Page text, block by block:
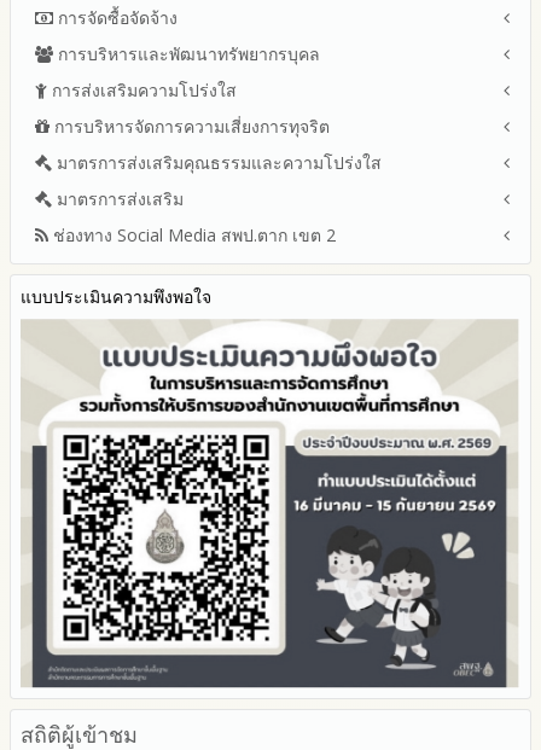
ข้อมูลผู้บริหาร
ข้อมูลการติดต่อและ ช่องทางการสอบถาม
นโยบายคุ้มครองข้อมูลส่วนบุคคล
ข่าวประชาสัมพันธ์
ข่าวสารพัฒนาสำนักงานเกี่ยวข้องกับแนวทางส่งเสริมความ
แผนยุทธศาสตร์หรือแผนพัฒนาสำนักงานเขตพื้นที่การศึกษา
แผนและความก้าวหน้าในการดำเนินงานและการใช้งบประมาณ
ปีงบประมาณ 2569
ปีงบประมาณ 2568
ปีงบประมาณ 2567
ปีงบประมาณ 2566
รายงานผลการดำเนินงานประจำปี
รายงานผลปี 2568
รายงานผลปี 2567
รายงานผลปี 2566
รายงานผลปี 2565
รายงานผลปี 2564
คู่มือหรือแนวทางการปฏิบัติงานของเจ้าหน้าที่
คู่มือหรือแนวทางการขอรับบริการสำหรับผู้รับบริการหรือผู้มา
ติดต่อ
ระบบการให้บริการผ่านช่องทางออนไลน์ (E-Service)
My Office
My School
SL-WEB
BRSS
ACC Tak2
ข้อมูลสถิติการให้บริการ
การจัดซื้อจัดจ้าง
สรุปผลการจัดซื้อจัดจ้างหรือการจัดหาพัสดุรายเดือน ประจำ
ปีงบประมาณ พ.ศ.2569 (แบบ สขร.1)
เขตพื้นที่การศึกษา ประจำปีงบประมาณ พ.ศ. 2568
การบริหารและพัฒนาทรัพยากรบุคล
หลักเกณฑ์และแผนการบริหารและพัฒนาทรัพยากรบุคลล ประจำ
ปีงบประมาณ พ.ศ.2569
รายงานผลการบริหารและพัฒนาทรัพยากรบุคคลประจำ
ปีงบประมาณ
ประมวลจริยธรรมและการขับเคลื่อนจริยธรรม
การส่งเสริมความโปร่งใส
แนวปฏิบัติการจัดการเรื่องร้องเรียนการทุจริตและประพฤติมิชอบ
ช่องทางแจ้งเรื่องร้องเรียนการทุจริตและประพฤติมิชอบ
ข้อมูลสถิติเรื่องร้องเรียนการทุจริตและประพฤติมิชอบ ประจำ
ปีงบประมาณ
การเปิดโอกาสให้มีส่วนร่วมในการดำเนินงานปีงบประมาณ
การบริหารจัดการความเสี่ยงการทุจริต
การขับเคลื่อนนโยบาย No Gift Policy จากการปฏิบัติหน้าที่ และ
การเสริมสร้างความรู้เกี่ยวกับหลักเกณฑ์การรับ ทรัพย์สินหรือประ
โปยชน์อื่นใดโดยธรรมจรรยาของเจ้าพนักงานของรัฐ
การประเมินความเสี่ยง ในสำนักงานเขตพื้นที่การศึกษา ประจำ
ปีงบประมาณ
รายงานผลการดำเนินการตามแผนบริหารจัดการความเสี่ยงการ
ทุจริตของสำนักงานเขตพื้นที่การศึกษา ประจำงบประมาณ
มาตรการส่งเสริมคุณธรรมและความโปร่งใส
แผนปฏิบัติการป้องกันการทุจริตประจำปีงบประมาณ
2569
2568
2567
2566
2565
2564
รายงานผลการดำเนินการป้องกันการทุจริตประจำปี
2568
2567
2566
2565
2564
2563
รายงานการกำกับติดตาม
มาตรการส่งเสริมคุณธรรมและความโปร่งใสภายใน สพท.
การนำผลการประเมิน ITA ไปสู่การพัฒนาองค์กร
รายงานผลการดำเนินการเพื่อส่งเสริมคุณธรรมและความโปร่งใส
ภายใน สพท. ประจำปีงบประมาณ
มาตรการส่งเสริม
มาตรการเผยแพร่ข้อมูลต่อสาธารณะ
มาตรการส่งเสริมความโปร่งใสในการจัดซื้อจัดจ้าง
มาตราการจัดการเรื่องร้องเรียนการทุจริต
มาตรการป้องกันการรับสินบน
มาตรการป้องกันการขัดกันระหว่างผลประโยชน์ส่วนตนกับส่วนรวม
มาตรการตรวจสอบการใช้ดุลพินิจ
มาตราการให้ผู้มีส่วนได้ส่วนเสียมีส่วนร่วม
ช่องทาง Social Media สพป.ตาก เขต 2
Q&A / ชมเชย / เสนอแนะ
Facebook เพจ สพป.ตาก 2
Youtube ช่อง สพป.ตาก เขต 2
Youtube เรื่องเล่าข่าวตาก 2
แบบประเมินความพึงพอใจ
สถิติผู้เข้าชม